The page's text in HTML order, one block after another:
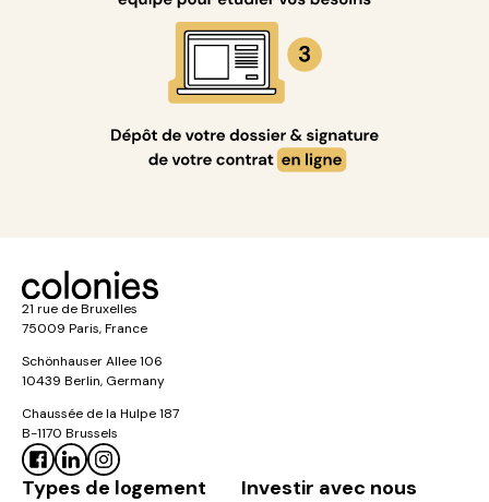
21 rue de Bruxelles
75009 Paris, France
Schönhauser Allee 106
10439 Berlin, Germany
Chaussée de la Hulpe 187
B-1170 Brussels
Types de logement Investir avec nous